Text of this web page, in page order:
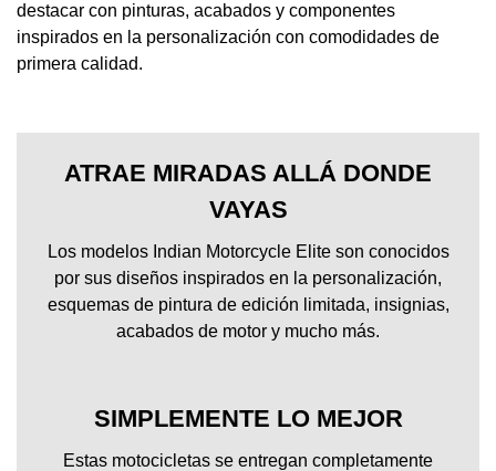
destacar con pinturas, acabados y componentes
inspirados en la personalización con comodidades de
primera calidad.
ATRAE MIRADAS ALLÁ DONDE
VAYAS
Los modelos Indian Motorcycle Elite son conocidos
por sus diseños inspirados en la personalización,
esquemas de pintura de edición limitada, insignias,
acabados de motor y mucho más.
SIMPLEMENTE LO MEJOR
Estas motocicletas se entregan completamente